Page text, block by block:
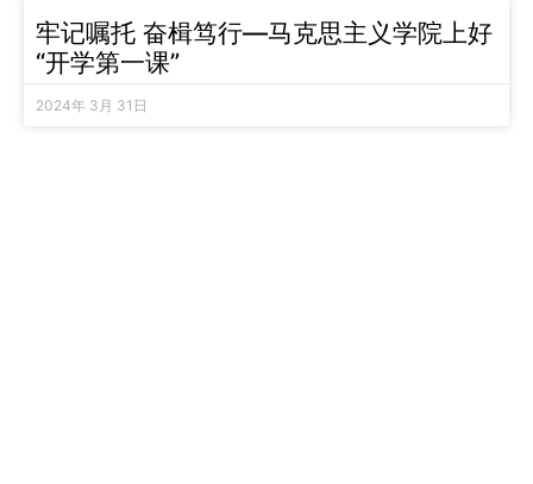
牢记嘱托 奋楫笃行—马克思主义学院上好
“开学第一课”
2024年 3月 31日